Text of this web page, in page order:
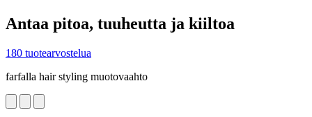
Antaa pitoa, tuuheutta ja kiiltoa
180 tuotearvostelua
farfalla hair styling muotovaahto